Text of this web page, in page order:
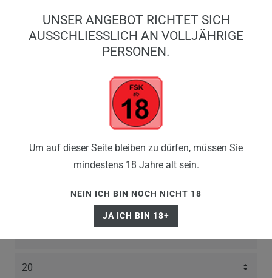
0
0,00 EUR
FLERBAR 600
NIKOTINFREI
UNSER ANGEBOT RICHTET SICH
AUSSCHLIESSLICH AN VOLLJÄHRIGE P
ERSONEN.
Um auf dieser Seite bleiben zu dürfen, müssen Sie
mindestens 18 Jahre alt sein.
NEIN ICH BIN NOCH NICHT 18
JA ICH BIN 18+